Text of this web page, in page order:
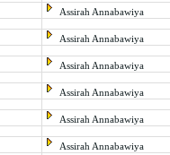
Assirah Annabawiya
Assirah Annabawiya
Assirah Annabawiya
Assirah Annabawiya
Assirah Annabawiya
Assirah Annabawiya